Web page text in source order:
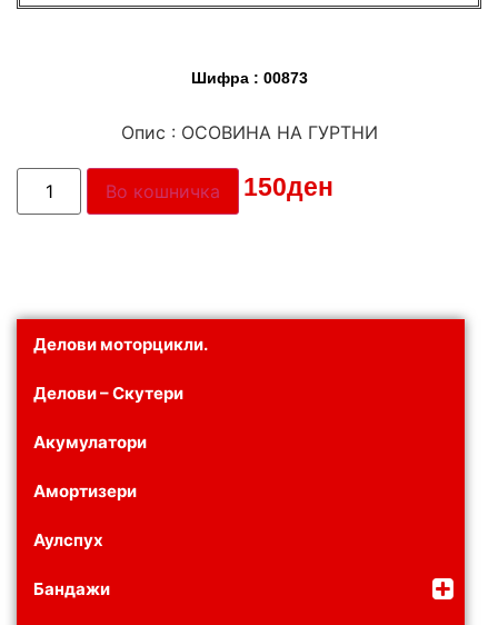
Делови моторцикли.
Делови – Скутери
Акумулатори
Амортизери
Аулспух
Бандажи
Шифра : 00873
Опис : ОСОВИНА НА ГУРТНИ
Цена: 150ден
Во кошничка